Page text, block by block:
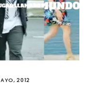
2012